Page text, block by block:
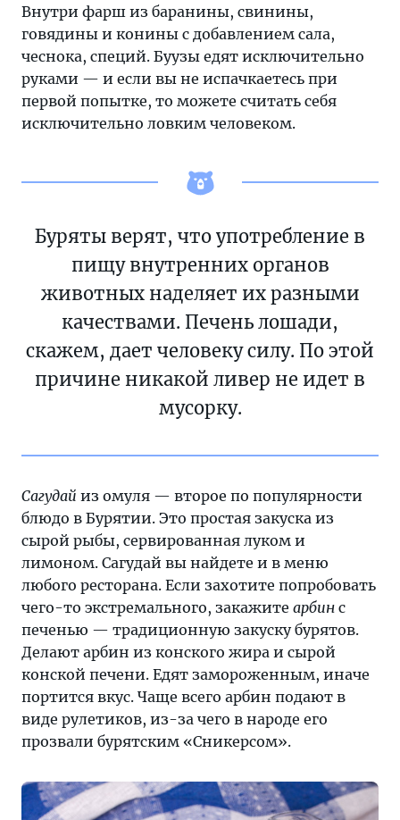
Внутри фарш из баранины, свинины,
говядины и конины с добавлением сала,
чеснока, специй. Буузы едят исключительно
руками — и если вы не испачкаетесь при
первой попытке, то можете считать себя
исключительно ловким человеком.
Буряты верят, что употребление в
пищу внутренних органов
животных наделяет их разными
качествами. Печень лошади,
скажем, дает человеку силу. По этой
причине никакой ливер не идет в
мусорку.
Сагудай из омуля — второе по популярности
блюдо в Бурятии. Это простая закуска из
сырой рыбы, сервированная луком и
лимоном. Сагудай вы найдете и в меню
любого ресторана. Если захотите попробовать
чего-то экстремального, закажите арбин с
печенью — традиционную закуску бурятов.
Делают арбин из конского жира и сырой
конской печени. Едят замороженным, иначе
портится вкус. Чаще всего арбин подают в
виде рулетиков, из-за чего в народе его
прозвали бурятским «Сникерсом».